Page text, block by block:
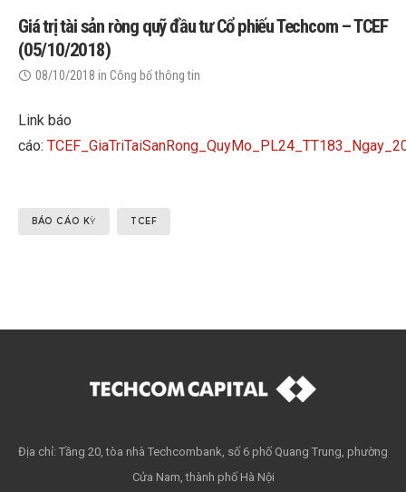
Giá trị tài sản ròng quỹ đầu tư Cổ phiếu Techcom – TCEF
(05/10/2018)
08/10/2018 in Công bố thông tin
Link báo
cáo:
BÁO CÁO KỲ TCEF
Địa chỉ: Tầng 20, tòa nhà Techcombank, số 6 phố Quang Trung, phường
Cửa Nam, thành phố Hà Nội